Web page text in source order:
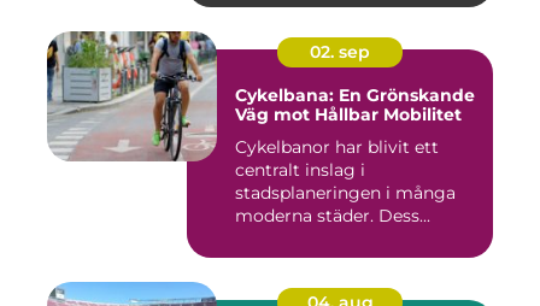
02. sep
Cykelbana: En Grönskande
Väg mot Hållbar Mobilitet
Cykelbanor har blivit ett
centralt inslag i
stadsplaneringen i många
moderna städer. Dess...